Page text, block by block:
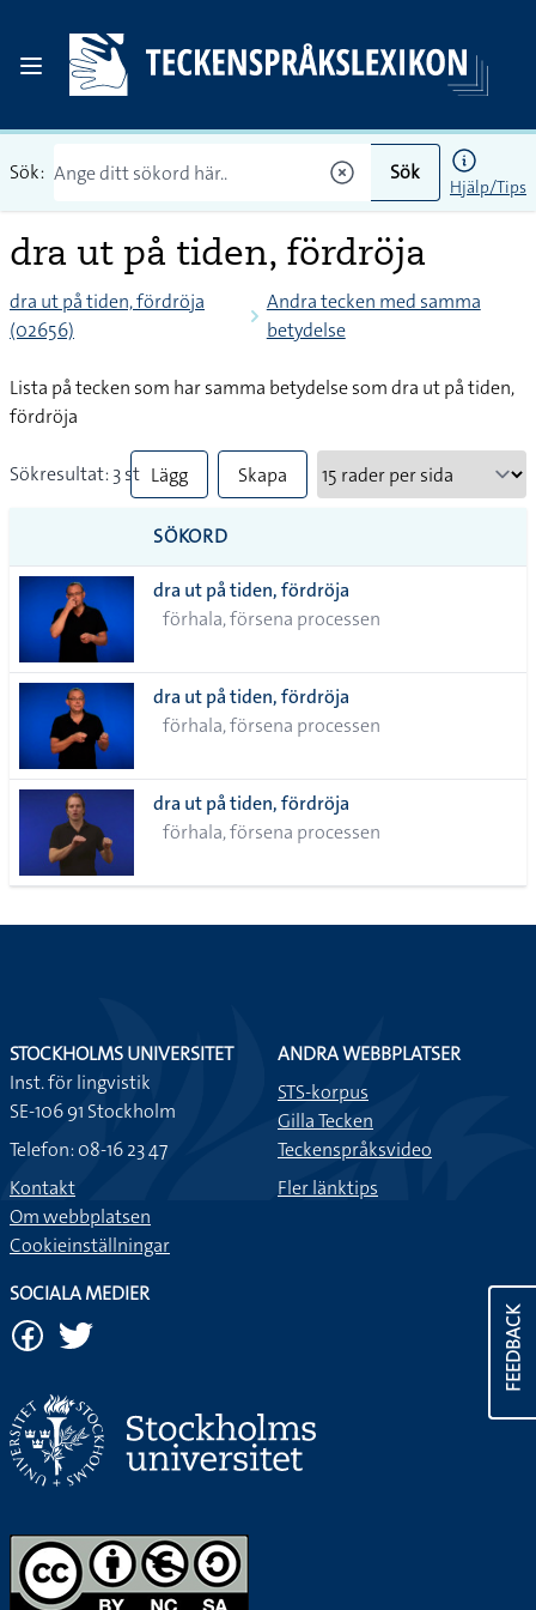
Sök: Sök
Hjälp/Tips
dra ut på tiden, fördröja
dra ut på tiden, fördröja
(02656)
Andra tecken med samma
betydelse
Lista på tecken som har samma betydelse som dra ut på tiden,
fördröja
Sökresultat: 3 st Lägg
till
alla i
lista
Skapa
SÖKORD
dra ut på tiden, fördröja
förhala, försena processen
dra ut på tiden, fördröja
förhala, försena processen
dra ut på tiden, fördröja
förhala, försena processen
FEEDBACK
STOCKHOLMS UNIVERSITET
Inst. för lingvistik
SE-106 91 Stockholm
Telefon: 08-16 23 47
Kontakt
Om webbplatsen
Cookieinställningar
ANDRA WEBBPLATSER
STS-korpus
Gilla Tecken
Teckenspråksvideo
Fler länktips
SOCIALA MEDIER